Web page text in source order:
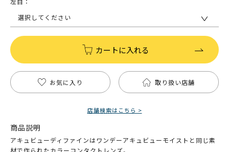
選択してください
カートに入れる
お気に入り 取り扱い店舗
店舗検索はこちら >
商品説明
アキュビューディファインはワンデーアキュビューモイストと同じ素
材で作られたカラーコンタクトレンズ。